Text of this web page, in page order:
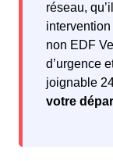
réseau,
non EDF
d’urgence
joignable
votre